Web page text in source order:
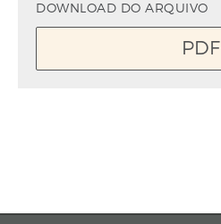
DOWNLOAD DO ARQUIVO
PDF